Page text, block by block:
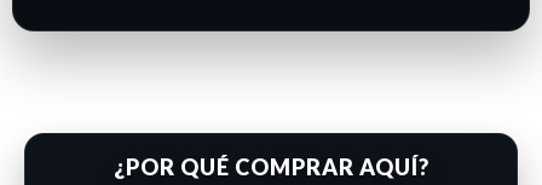
¿POR QUÉ COMPRAR AQUÍ?